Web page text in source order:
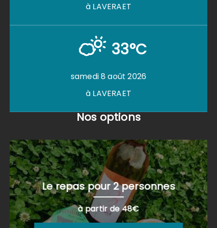
à LAVERAET
33°C
samedi 8 août 2026
à LAVERAET
Nos options
Le repas pour 2 personnes
à partir de 48€